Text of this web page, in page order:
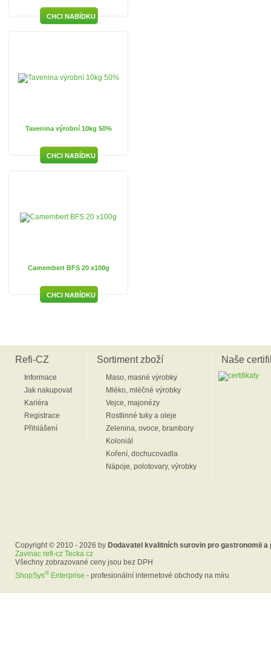
Tavenina výrobní 10kg 50%
Camembert BFS 20 x100g
Refi-CZ
Informace
Jak nakupovat
Kariéra
Registrace
Přihlášení
Sortiment zboží
Maso, masné výrobky
Mléko, mléčné výrobky
Vejce, majonézy
Rostlinné tuky a oleje
Zelenina, ovoce, brambory
Koloniál
Koření, dochucovadla
Nápoje, polotovary, výrobky
Naše
Copyright © 2010 - 2026 by Dodavatel kvalitních surovin pro gastronomii
Zavinac refi-cz Tecka cz
Všechny zobrazované ceny jsou bez DPH
ShopSys®Enterprise - profesionální internetové obchody na míru